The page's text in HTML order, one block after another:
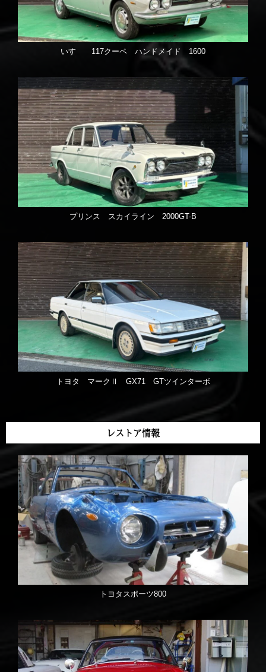
いすゞ 117クーペ ハンドメイド 1600
プリンス スカイライン 2000GT-B
トヨタ マークⅡ GX71 GTツインターボ
レストア情報
トヨタスポーツ800